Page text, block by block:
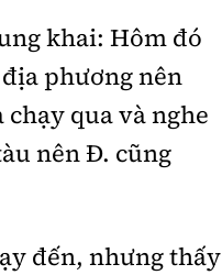
khai: Hôm đó
phương nên
qua và nghe
nên Đ. cũng
đến, nhưng thấy